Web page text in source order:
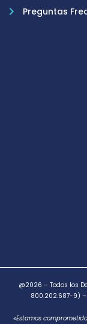
Preguntas
@2026 – Todos los
800.202.687-9)
«Estamos